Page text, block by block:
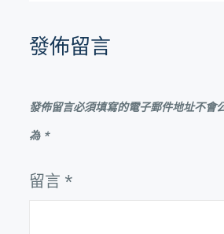
覽
發佈留言
發佈留言必須填寫的電子郵件地址不會
為 *
留言 *